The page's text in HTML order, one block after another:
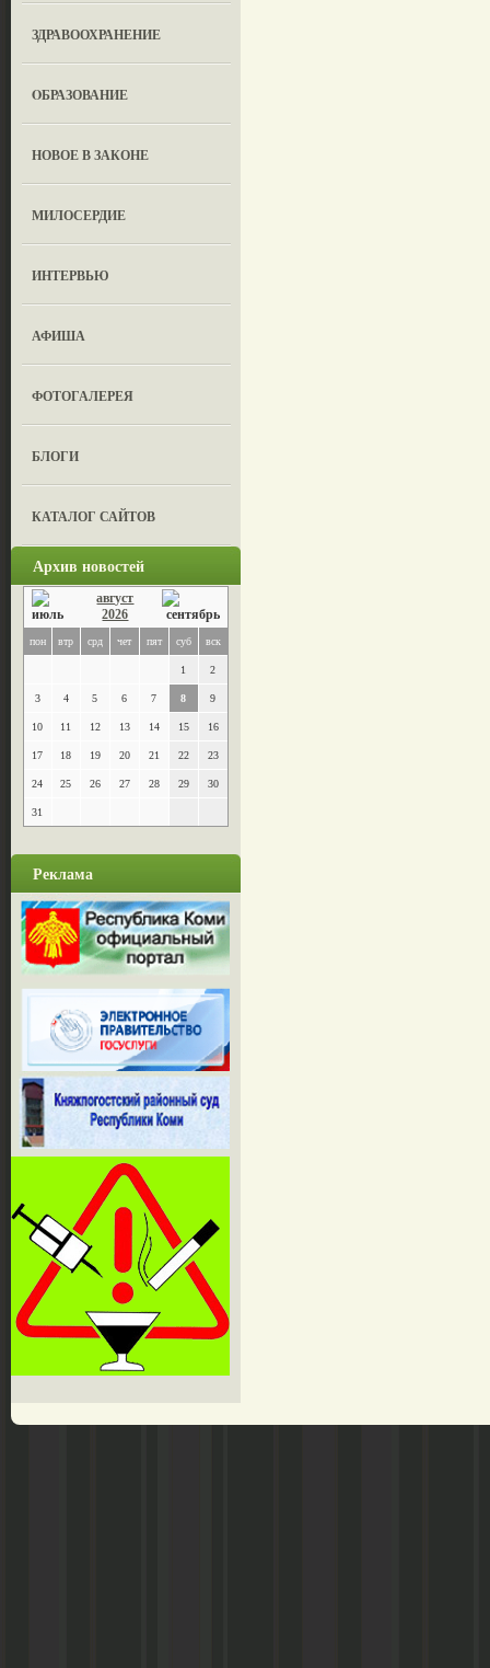
ЗДРАВООХРАНЕНИЕ
OБРАЗОВАНИЕ
НОВОЕ В ЗАКОНЕ
МИЛОСЕРДИЕ
ИНТЕРВЬЮ
АФИША
ФОТОГАЛЕРЕЯ
БЛОГИ
КАТАЛОГ САЙТОВ
Архив новостей
август
2026
пон втр срд чет пят суб вск
1 2
3 4 5 6 7 8 9
10 11 12 13 14 15 16
17 18 19 20 21 22 23
24 25 26 27 28 29 30
31
Реклама